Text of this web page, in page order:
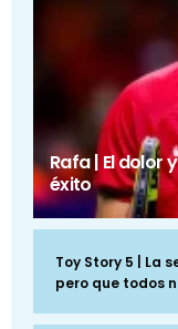
Rafa | El dolor
éxito
Toy Story 5 | La
pero que todos